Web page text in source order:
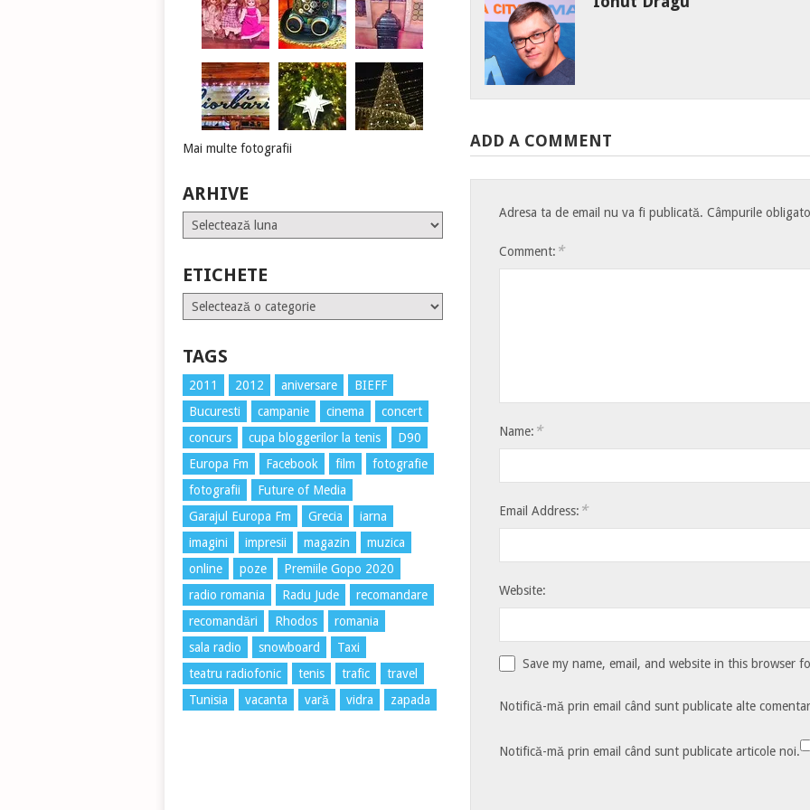
ADD A COMMENT
Adresa ta de email nu va fi publicată. Câmpurile
Comment: *
Name: *
Email Address: *
Website:
Save my name, email, and website in this browser
Notifică-mă prin email când sunt publicate alte
Notifică-mă prin email când sunt publicate articole noi.
Mai multe fotografii
ARHIVE
Arhive
ETICHETE
Etichete
TAGS
2011 2012 aniversare
BIEFF
Bucuresti
campanie cinema
concert
concurs
cupa bloggerilor la tenis
D90
Europa Fm
Facebook film
fotografie
fotografii
Future of Media
Garajul Europa Fm
Grecia
iarna
imagini
impresii magazin
muzica
online
poze
Premiile Gopo 2020
radio romania
Radu Jude
recomandare
recomandări
Rhodos
romania
sala radio
snowboard
Taxi
teatru radiofonic
tenis trafic
travel
Tunisia
vacanta vară vidra zapada